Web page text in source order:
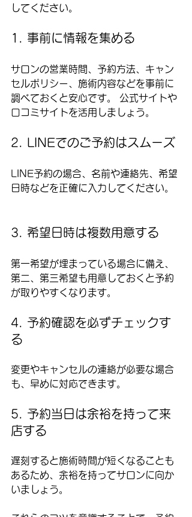
してください。
1. 事前に情報を集める
サロンの営業時間、予約方法、キャン
セルポリシー、施術内容などを事前に
調べておくと安心です。 公式サイトや
口コミサイトを活用しましょう。
2. LINEでのご予約はスムーズ
LINE予約の場合、名前や連絡先、希望
日時などを正確に入力してください。
3. 希望日時は複数用意する
第一希望が埋まっている場合に備え、
第二、第三希望も用意しておくと予約
が取りやすくなります。
4. 予約確認を必ずチェックす
る
変更やキャンセルの連絡が必要な場合
も、早めに対応できます。
5. 予約当日は余裕を持って来
店する
遅刻すると施術時間が短くなることも
あるため、余裕を持ってサロンに向か
いましょう。